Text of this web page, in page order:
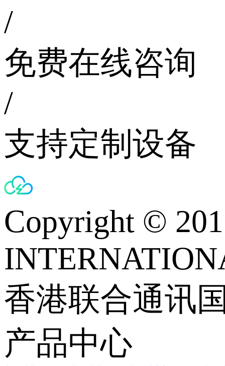
/
免费在线咨询
/
支持定制设备
Copyright ©
香港联合通讯
产品中心